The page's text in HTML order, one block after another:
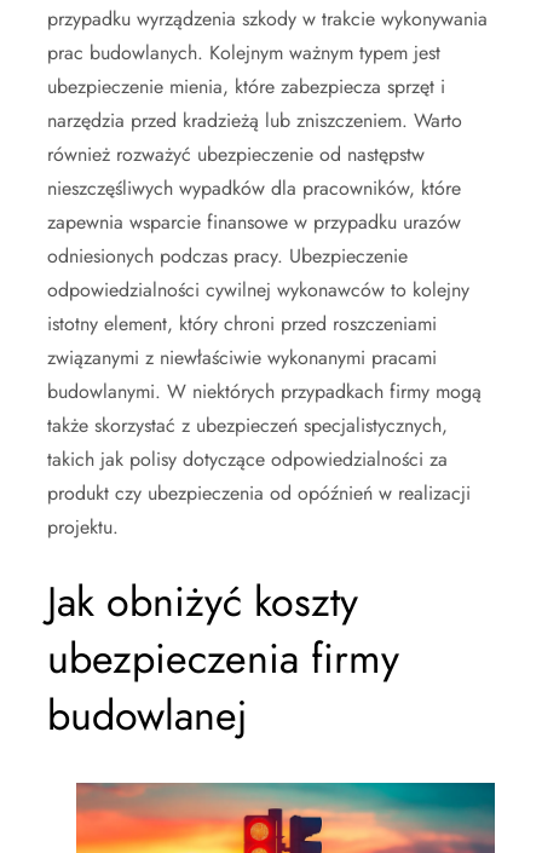
przypadku wyrządzenia szkody w trakcie wykonywania
prac budowlanych. Kolejnym ważnym typem jest
ubezpieczenie mienia, które zabezpiecza sprzęt i
narzędzia przed kradzieżą lub zniszczeniem. Warto
również rozważyć ubezpieczenie od następstw
nieszczęśliwych wypadków dla pracowników, które
zapewnia wsparcie finansowe w przypadku urazów
odniesionych podczas pracy. Ubezpieczenie
odpowiedzialności cywilnej wykonawców to kolejny
istotny element, który chroni przed roszczeniami
związanymi z niewłaściwie wykonanymi pracami
budowlanymi. W niektórych przypadkach firmy mogą
także skorzystać z ubezpieczeń specjalistycznych,
takich jak polisy dotyczące odpowiedzialności za
produkt czy ubezpieczenia od opóźnień w realizacji
projektu.
Jak obniżyć koszty
ubezpieczenia firmy
budowlanej